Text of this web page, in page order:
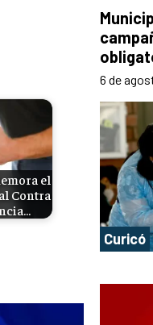
el
Contra
6 de
Curicó